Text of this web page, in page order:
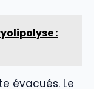
:
évacués. Le